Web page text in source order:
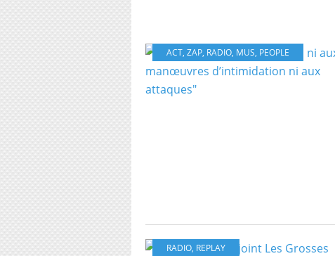
ACT, ZAP, RADIO, MUS, PEOPLE
RADIO, REPLAY